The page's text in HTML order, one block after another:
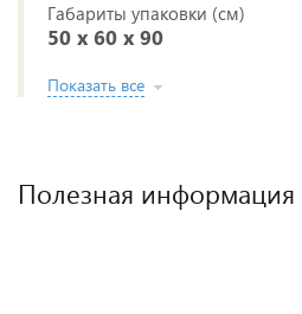
Габариты упаковки (см)
50 x 60 x 90
Показать все
Полезная информация